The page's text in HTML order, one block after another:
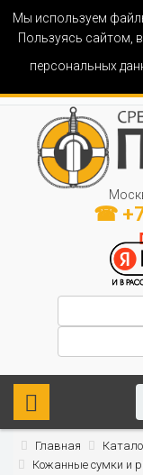
Мы используем
Пользуясь сайтом,
персональных
☎
Главная
Кожанные сумки и